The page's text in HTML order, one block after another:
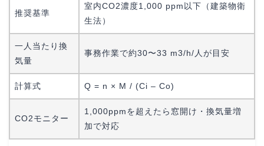
推奨基準
室内CO2濃度1,000 ppm以下（建築物衛
生法）
一人当たり換
気量
事務作業で約30〜33 m3/h/人が目安
計算式 Q = n × M / (Ci – Co)
CO2モニター
1,000ppmを超えたら窓開け・換気量増
加で対応